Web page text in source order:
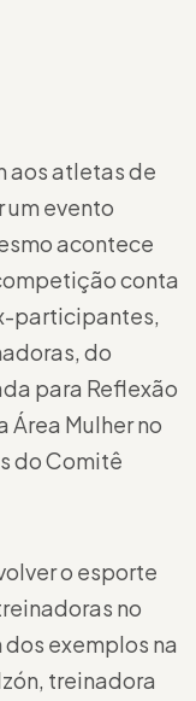
aos atletas de
um evento
acontece
conta
participantes,
do
para Reflexão
Área Mulher no
do Comitê
o esporte
no
exemplos na
treinadora